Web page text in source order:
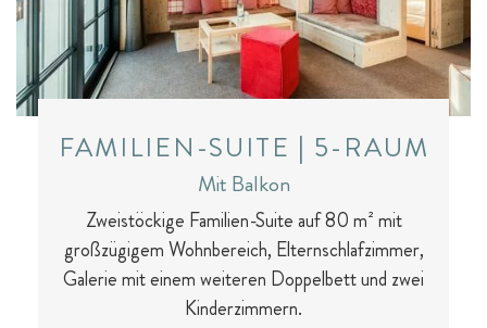
FAMILIEN-SUITE | 5-RAUM
Mit Balkon
Zweistöckige Familien-Suite auf 80 m² mit
großzügigem Wohnbereich, Elternschlafzimmer,
Galerie mit einem weiteren Doppelbett und zwei
Kinderzimmern.